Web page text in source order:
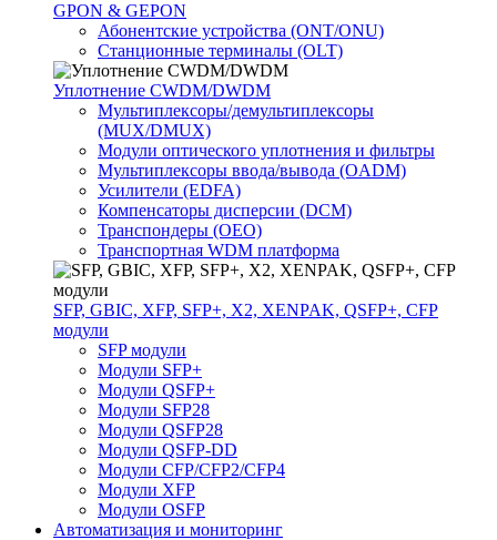
GPON & GEPON
Абонентские устройства (ONT/ONU)
Станционные терминалы (OLT)
Уплотнение CWDM/DWDM
Мультиплексоры/демультиплексоры
(MUX/DMUX)
Модули оптического уплотнения и фильтры
Мультиплексоры ввода/вывода (OADM)
Усилители (EDFA)
Компенсаторы дисперсии (DCM)
Транспондеры (OEO)
Транспортная WDM платформа
SFP, GBIC, XFP, SFP+, X2, XENPAK, QSFP+, CFP
модули
SFP модули
Модули SFP+
Модули QSFP+
Модули SFP28
Модули QSFP28
Модули QSFP-DD
Модули CFP/CFP2/CFP4
Модули XFP
Модули OSFP
Автоматизация и мониторинг